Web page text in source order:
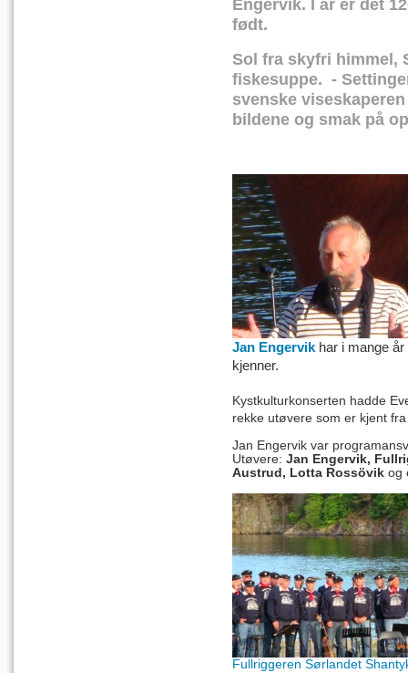
Engervik. I år er det
født.
Sol fra skyfri himmel,
fiskesuppe. -
svenske
bildene og smak på
Jan Engervik har i mange
kjenner.
Kystkulturkonserten hadde
rekke utøvere som er kjent
Jan Engervik var
Utøvere: Jan Engervik,
Austrud, Lotta Rossövik og
Fullriggeren Sørlandet